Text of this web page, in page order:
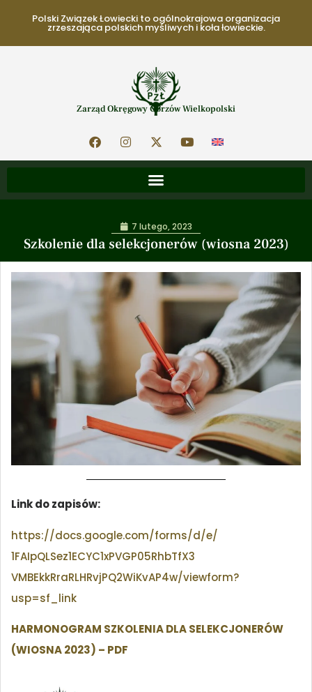
Polski Związek Łowiecki to ogólnokrajowa organizacja
zrzeszająca polskich myśliwych i koła łowieckie.
Zarząd Okręgowy Gorzów Wielkopolski
Szkolenie dla selekcjonerów (wiosna 2023)
7 lutego, 2023
Link do zapisów:
https://docs.google.com/forms/d/e/
1FAIpQLSez1ECYC1xPVGP05RhbTfX3
VMBEkkRraRLHRvjPQ2WiKvAP4w/viewform?
usp=sf_link
HARMONOGRAM SZKOLENIA DLA SELEKCJONERÓW
(WIOSNA 2023) – PDF